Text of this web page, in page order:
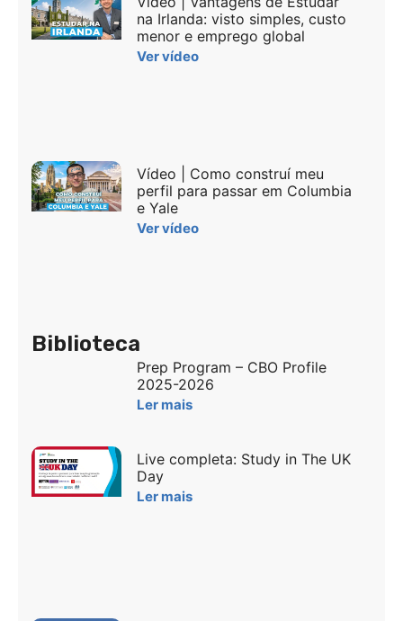
na Irlanda: visto simples, custo
menor e emprego global
Ver vídeo
Vídeo | Como construí meu
perfil para passar em Columbia
e Yale
Ver vídeo
Biblioteca
Prep Program – CBO Profile
2025-2026
Ler mais
Live completa: Study in The UK
Day
Ler mais